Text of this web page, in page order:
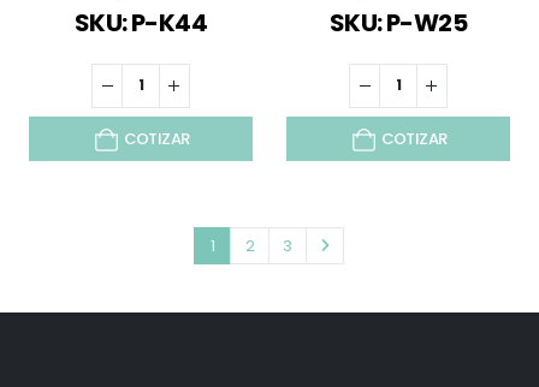
SKU: P-K44
COTIZAR
SKU: P-W25
COTIZAR
1 2 3